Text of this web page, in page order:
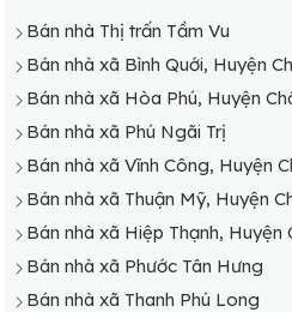
Bán nhà Thị trấn Tầm Vu
Bán nhà xã Bình Quới, Huyện
Bán nhà xã Hòa Phú, Huyện
Bán nhà xã Phú Ngãi Trị
Bán nhà xã Vĩnh Công, Huyện
Bán nhà xã Thuận Mỹ, Huyện
Bán nhà xã Hiệp Thạnh, Huyện
Bán nhà xã Phước Tân Hưng
Bán nhà xã Thanh Phú Long